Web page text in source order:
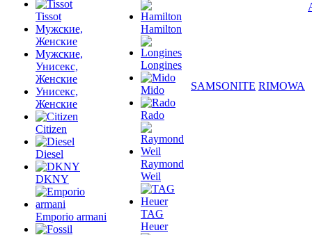
Tissot
Мужские,
Женские
Мужские,
Унисекс,
Женские
Унисекс,
Женские
Citizen
Diesel
DKNY
Emporio armani
Hamilton
Longines
Mido
Rado
Raymond
Weil
TAG
Heuer
SAMSONITE RIMOWA